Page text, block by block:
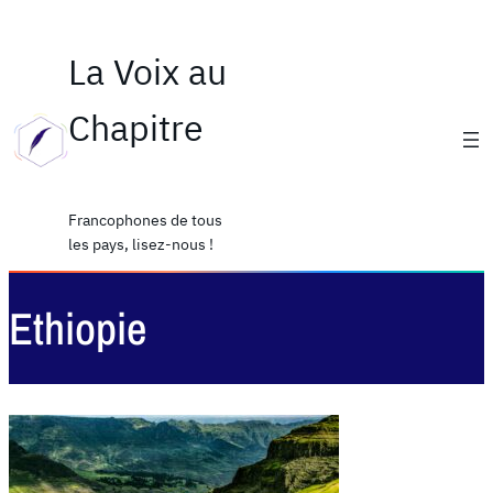
La Voix au
Chapitre
Francophones de tous
les pays, lisez-nous !
Ethiopie